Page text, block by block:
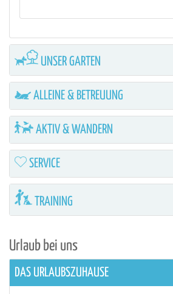
UNSER GARTEN
ALLEINE & BETREUUNG
AKTIV & WANDERN
SERVICE
TRAINING
Urlaub bei uns
DAS URLAUBSZUHAUSE